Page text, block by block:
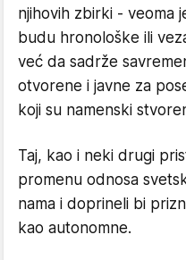
njihovih zbirki - veoma
budu hronološke ili
već da sadrže
otvorene i javne za
koji su namenski
Taj, kao i neki drugi
promenu odnosa
nama i doprineli bi
kao autonomne.